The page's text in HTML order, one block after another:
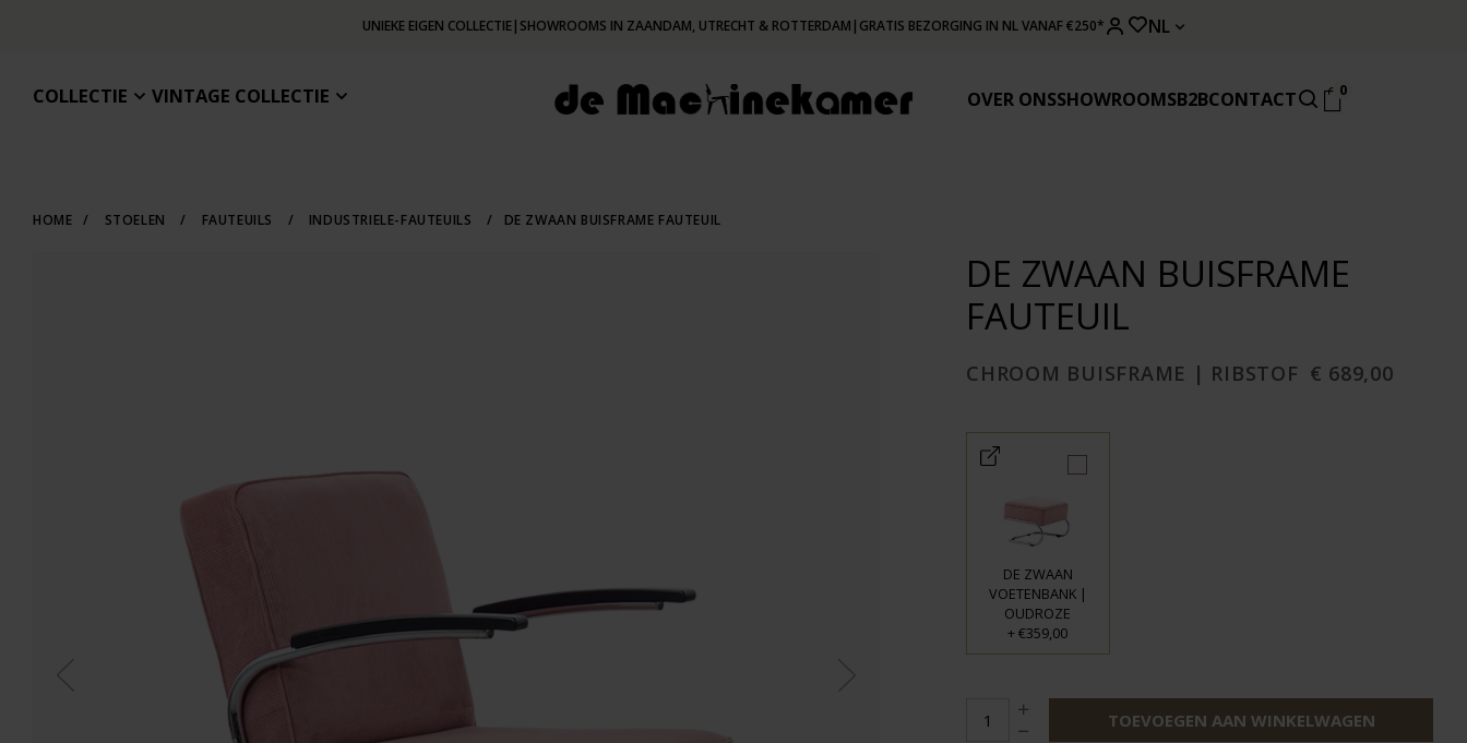
UNIEKE EIGEN COLLECTIE| SHOWROOMS IN ZAANDAM, UTRECHT & ROTTERDAM | GRATIS BEZORGING IN NL VANAF €250* NL
COLLECTIE VINTAGE COLLECTIE OVER ONSSHOWROOMSB2BCONTACT 0
HOME / STOELEN / FAUTEUILS / INDUSTRIELE-FAUTEUILS / DE ZWAAN BUISFRAME FAUTEUIL
DE ZWAAN BUISFRAME
FAUTEUIL
CHROOM BUISFRAME | RIBSTOF € 689,00
DE ZWAAN
VOETENBANK |
OUDROZE
+€359,00
TOEVOEGEN AAN WINKELWAGEN